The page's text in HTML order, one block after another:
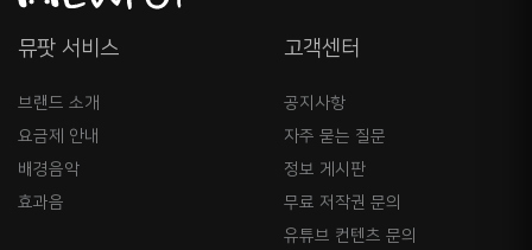
뮤팟 서비스
브랜드 소개
요금제 안내
배경음악
효과음
고객센터
공지사항
자주 묻는 질문
정보 게시판
무료 저작권 문의
유튜브 컨텐츠 문의